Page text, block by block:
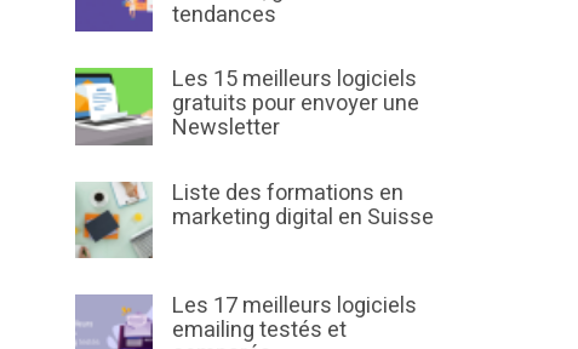
tendances
Les 15 meilleurs logiciels
gratuits pour envoyer une
Newsletter
Liste des formations en
marketing digital en Suisse
Les 17 meilleurs logiciels
emailing testés et